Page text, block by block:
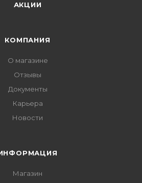
АКЦИИ
КОМПАНИЯ
О магазине
Отзывы
Документы
Карьера
Новости
Магазин